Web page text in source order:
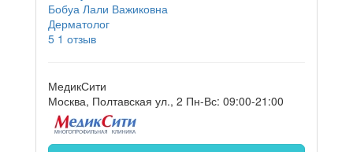
Бобуа Лали Важиковна
Дерматолог
5 1 отзыв
МедикСити
Москва, Полтавская ул., 2 Пн-Вс: 09:00-21:00